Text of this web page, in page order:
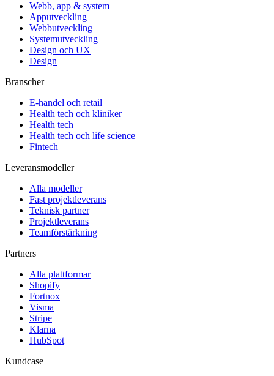
Webb, app & system
Apputveckling
Webbutveckling
Systemutveckling
Design och UX
Design
Branscher
E-handel och retail
Health tech och kliniker
Health tech
Health tech och life science
Fintech
Leveransmodeller
Alla modeller
Fast projektleverans
Teknisk partner
Projektleverans
Teamförstärkning
Partners
Alla plattformar
Shopify
Fortnox
Visma
Stripe
Klarna
HubSpot
Kundcase